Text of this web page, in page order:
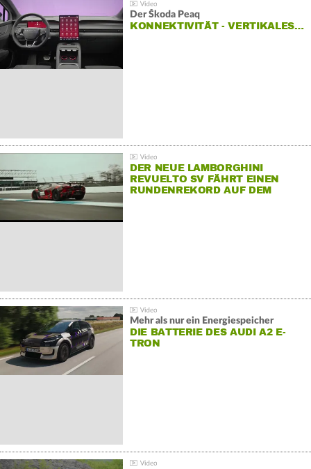
Der Škoda Peaq
KONNEKTIVITÄT - VERTIKALES…
DER NEUE LAMBORGHINI
REVUELTO SV FÄHRT EINEN
RUNDENREKORD AUF DEM
Mehr als nur ein Energiespeicher
DIE BATTERIE DES AUDI A2 E-
TRON